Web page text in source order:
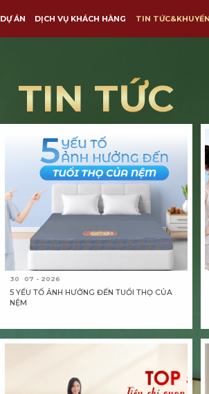
DỰ ÁN DỊCH VỤ KHÁCH HÀNG
TIN TỨC
30 07 - 2026
5 YẾU TỐ ẢNH HƯỞNG ĐẾN TUỔI THỌ CỦA
NỆM